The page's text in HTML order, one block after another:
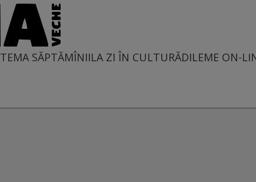
TEMA SĂPTĂMÎNIILA ZI ÎN CULTURĂDILEME ON-